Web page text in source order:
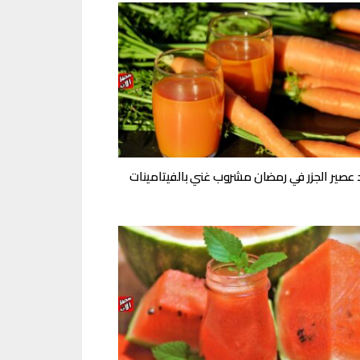
عصير الجزر في رمضان مشروب غني بالفيتامينات